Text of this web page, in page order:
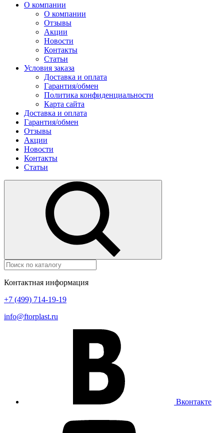
О компании
О компании
Отзывы
Акции
Новости
Контакты
Статьи
Условия заказа
Доставка и оплата
Гарантия/обмен
Политика конфиденциальности
Карта сайта
Доставка и оплата
Гарантия/обмен
Отзывы
Акции
Новости
Контакты
Статьи
Контактная информация
+7 (499) 714-19-19
info@ftorplast.ru
Вконтакте